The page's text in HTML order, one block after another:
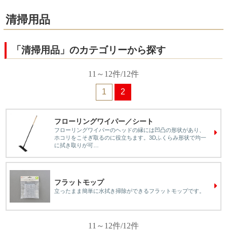
清掃用品
「清掃用品」のカテゴリーから探す
11～12件/12件
1 2
フローリングワイパー／シート
フローリングワイパーのヘッドの縁には凹凸の形状があり、
ホコリをこそぎ取るのに役立ちます。3Dふくらみ形状で均一
に拭き取りが可…
フラットモップ
立ったまま簡単に水拭き掃除ができるフラットモップです。
11～12件/12件